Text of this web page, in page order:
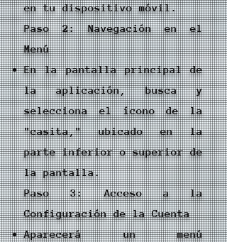
en tu dispositivo móvil.
Paso 2: Navegación en el
Menú
En la pantalla principal de
la aplicación, busca y
selecciona el ícono de la
"casita," ubicado en la
parte inferior o superior de
la pantalla.
Paso 3: Acceso a la
Configuración de la Cuenta
Aparecerá un menú